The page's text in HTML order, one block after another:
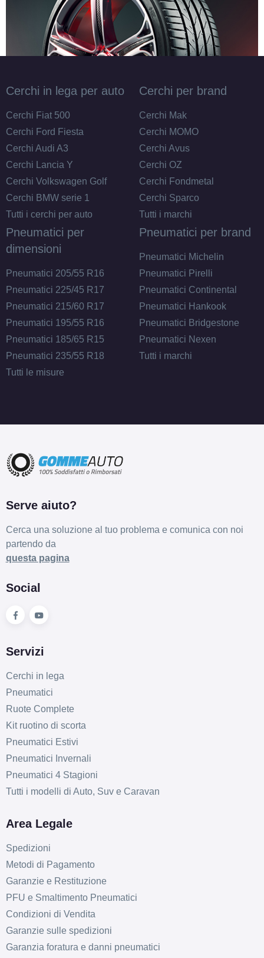
Cerchi in lega per auto
Cerchi Fiat 500
Cerchi Ford Fiesta
Cerchi Audi A3
Cerchi Lancia Y
Cerchi Volkswagen Golf
Cerchi BMW serie 1
Tutti i cerchi per auto
Cerchi per brand
Cerchi Mak
Cerchi MOMO
Cerchi Avus
Cerchi OZ
Cerchi Fondmetal
Cerchi Sparco
Tutti i marchi
Pneumatici per
dimensioni
Pneumatici 205/55 R16
Pneumatici 225/45 R17
Pneumatici 215/60 R17
Pneumatici 195/55 R16
Pneumatici 185/65 R15
Pneumatici 235/55 R18
Tutti le misure
Pneumatici per brand
Pneumatici Michelin
Pneumatici Pirelli
Pneumatici Continental
Pneumatici Hankook
Pneumatici Bridgestone
Pneumatici Nexen
Tutti i marchi
Serve aiuto?
Cerca una soluzione al tuo problema e comunica con noi
partendo da
questa pagina
Social
Servizi
Cerchi in lega
Pneumatici
Ruote Complete
Kit ruotino di scorta
Pneumatici Estivi
Pneumatici Invernali
Pneumatici 4 Stagioni
Tutti i modelli di Auto, Suv e Caravan
Area Legale
Spedizioni
Metodi di Pagamento
Garanzie e Restituzione
PFU e Smaltimento Pneumatici
Condizioni di Vendita
Garanzie sulle spedizioni
Garanzia foratura e danni pneumatici